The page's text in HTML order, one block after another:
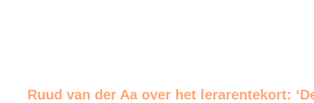
Ruud van der Aa over het lerarentekort: